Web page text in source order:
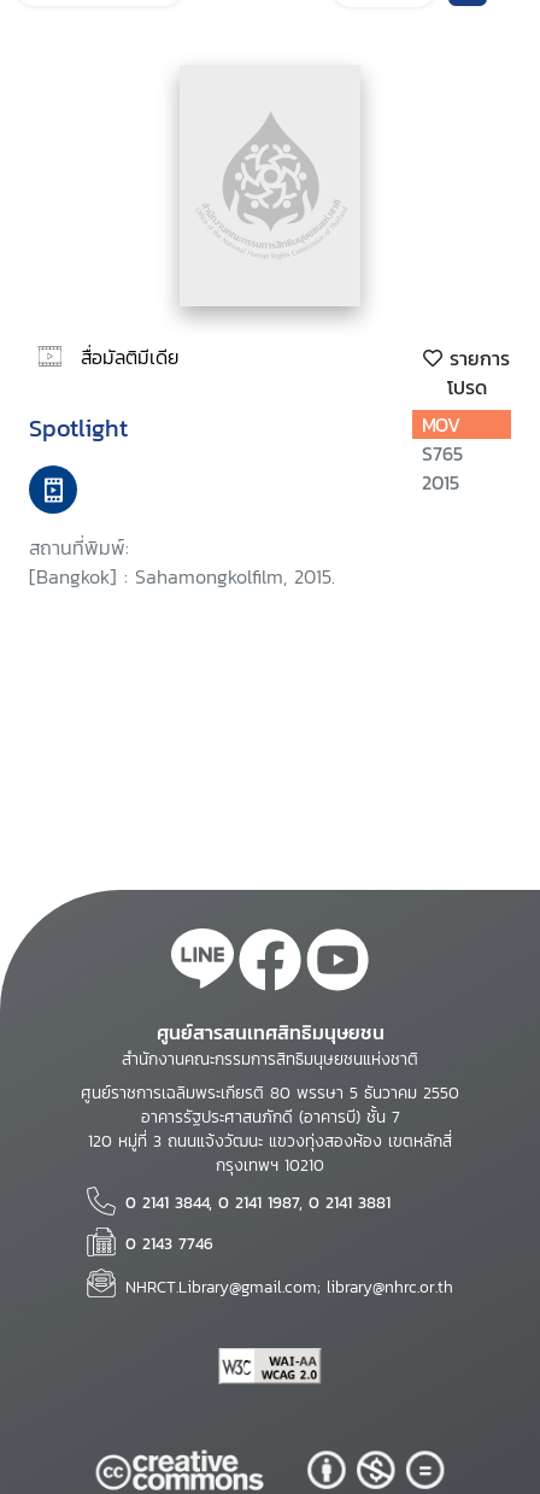
สื่อมัลติมีเดีย
รายการ
โปรด
Spotlight
สถานที่พิมพ์:
[Bangkok] : Sahamongkolfilm, 2015.
MOV
S765
2015
ศูนย์สารสนเทศสิทธิมนุษยชน
สำนักงานคณะกรรมการสิทธิมนุษยชนแห่งชาติ
ศูนย์ราชการเฉลิมพระเกียรติ 80 พรรษา 5 ธันวาคม 2550
อาคารรัฐประศาสนภักดี (อาคารบี) ชั้น 7
120 หมู่ที่ 3 ถนนแจ้งวัฒนะ แขวงทุ่งสองห้อง เขตหลักสี่
กรุงเทพฯ 10210
0 2141 3844, 0 2141 1987, 0 2141 3881
0 2143 7746
NHRCT.Library@gmail.com; library@nhrc.or.th